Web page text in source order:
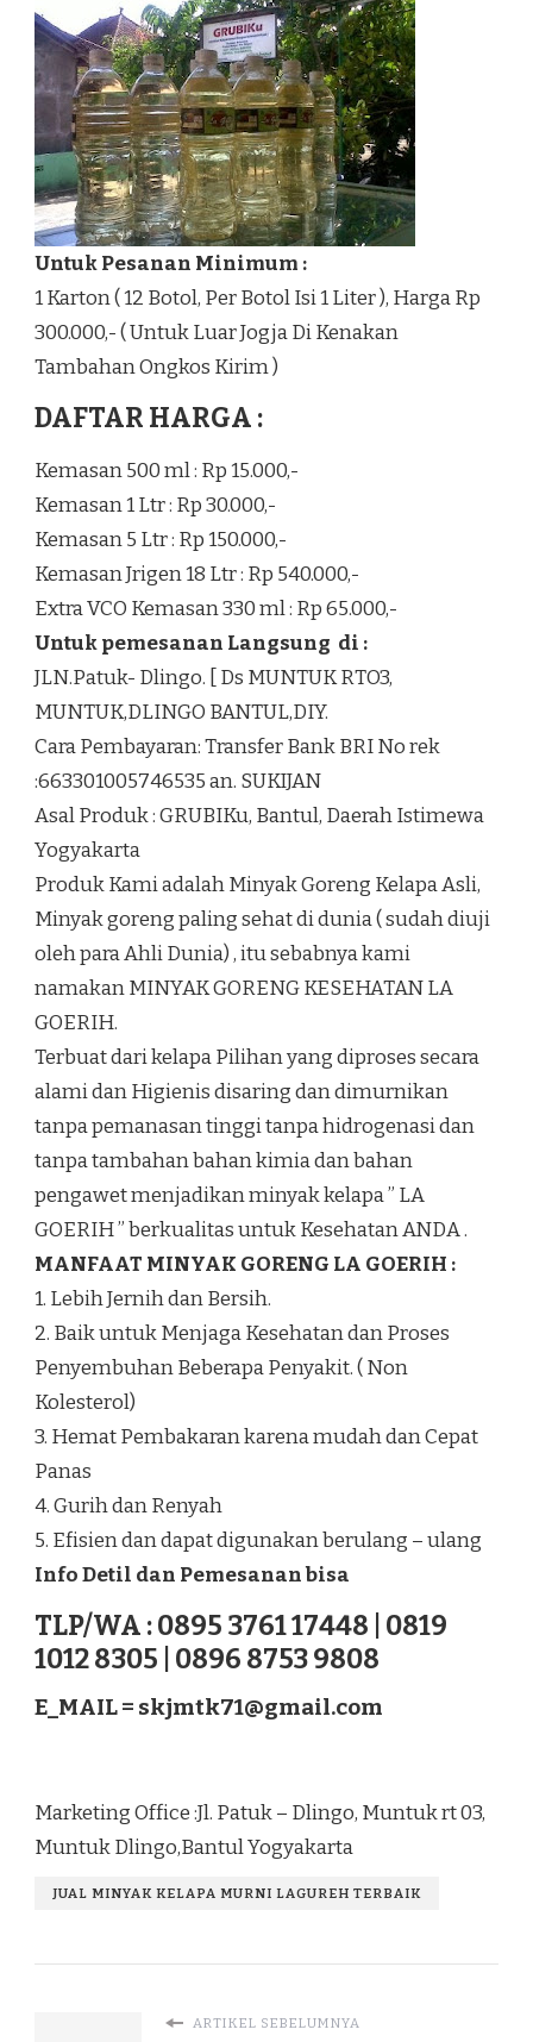
Untuk Pesanan Minimum :
1 Karton ( 12 Botol, Per Botol Isi 1 Liter ), Harga Rp
300.000,- ( Untuk Luar Jogja Di Kenakan
Tambahan Ongkos Kirim )
DAFTAR HARGA :
Kemasan 500 ml : Rp 15.000,-
Kemasan 1 Ltr : Rp 30.000,-
Kemasan 5 Ltr : Rp 150.000,-
Kemasan Jrigen 18 Ltr : Rp 540.000,-
Extra VCO Kemasan 330 ml : Rp 65.000,-
Untuk pemesanan Langsung di :
JLN.Patuk- Dlingo. [ Ds MUNTUK RTO3,
MUNTUK,DLINGO BANTUL,DIY.
Cara Pembayaran: Transfer Bank BRI No rek
:663301005746535 an. SUKIJAN
Asal Produk : GRUBIKu, Bantul, Daerah Istimewa
Yogyakarta
Produk Kami adalah Minyak Goreng Kelapa Asli,
Minyak goreng paling sehat di dunia ( sudah diuji
oleh para Ahli Dunia) , itu sebabnya kami
namakan MINYAK GORENG KESEHATAN LA
GOERIH.
Terbuat dari kelapa Pilihan yang diproses secara
alami dan Higienis disaring dan dimurnikan
tanpa pemanasan tinggi tanpa hidrogenasi dan
tanpa tambahan bahan kimia dan bahan
pengawet menjadikan minyak kelapa ” LA
GOERIH ” berkualitas untuk Kesehatan ANDA .
MANFAAT MINYAK GORENG LA GOERIH :
1. Lebih Jernih dan Bersih.
2. Baik untuk Menjaga Kesehatan dan Proses
Penyembuhan Beberapa Penyakit. ( Non
Kolesterol)
3. Hemat Pembakaran karena mudah dan Cepat
Panas
4. Gurih dan Renyah
5. Efisien dan dapat digunakan berulang – ulang
Info Detil dan Pemesanan bisa
TLP/WA : 0895 3761 17448 | 0819
1012 8305 | 0896 8753 9808
E_MAIL = skjmtk71@gmail.com
Marketing Office :Jl. Patuk – Dlingo, Muntuk rt 03,
Muntuk Dlingo,Bantul Yogyakarta
JUAL MINYAK KELAPA MURNI LAGUREH TERBAIK
ARTIKEL SEBELUMNYA